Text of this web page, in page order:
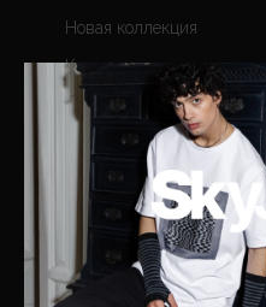
Новая коллекция
Коллекции
Скидки
О компании
Таблица размеров
О бренде